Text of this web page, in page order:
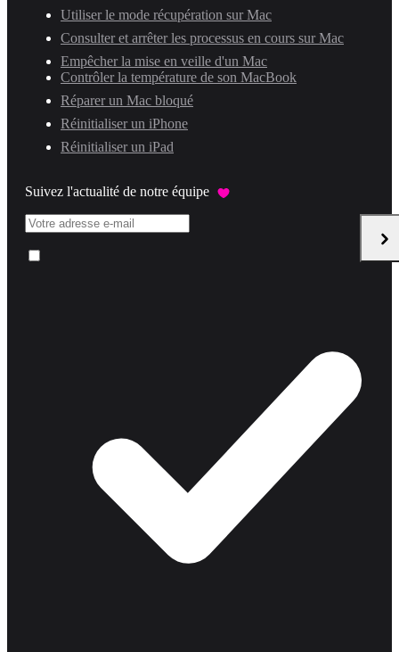
Utiliser le mode récupération sur Mac
Consulter et arrêter les processus en cours sur Mac
Empêcher la mise en veille d'un Mac
Contrôler la température de son MacBook
Réparer un Mac bloqué
Réinitialiser un iPhone
Réinitialiser un iPad
Suivez l'actualité de notre équipe